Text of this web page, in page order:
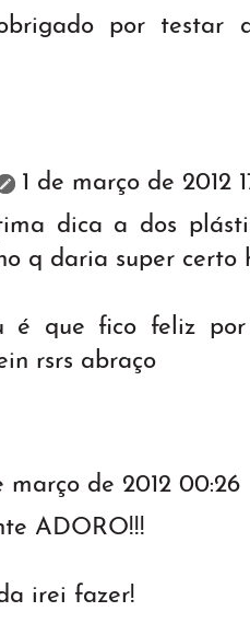
por testar
1 de março de 2012
dica a dos
q daria super certo
é que fico feliz
rsrs abraço
março de 2012 00:26
ADORO!!!
irei fazer!